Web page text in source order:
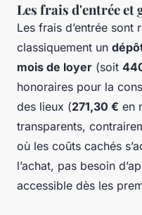
Les frais d'entrée et
Les frais d’entrée sont
classiquement un
mois de loyer (soit
honoraires pour la
des lieux (271,30 € en
transparents,
où les coûts cachés
l’achat, pas besoin
accessible dès les